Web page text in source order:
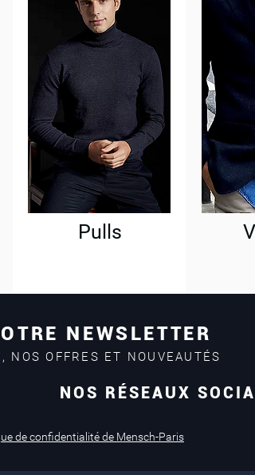
Pulls
en magasin
NEWSLETTER
NOS OFFRES ET NOUVEAUTÉS
NOS RÉSEAUX
de confidentialité de Mensch-Paris